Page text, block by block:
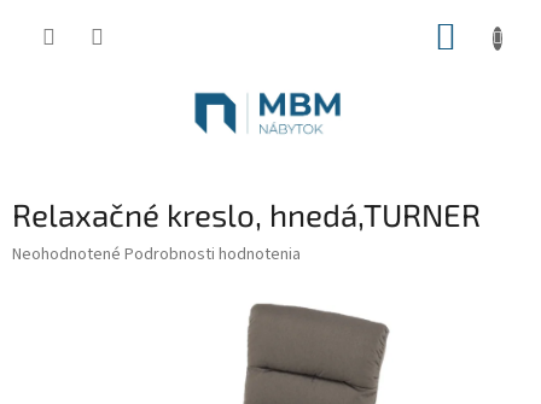
Relaxačné kreslo, hnedá,TURNER
Priemerné
Neohodnotené Podrobnosti hodnotenia